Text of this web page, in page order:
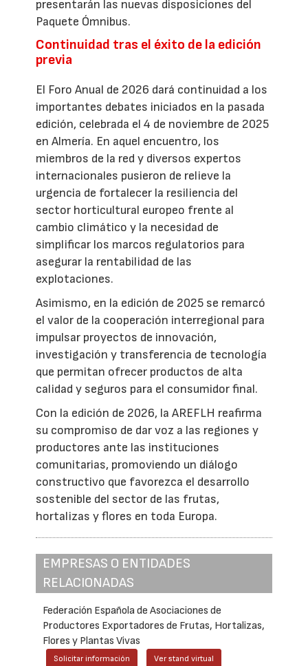
presentarán las nuevas disposiciones del
Paquete Ómnibus.
Continuidad tras el éxito de la edición
previa
El Foro Anual de 2026 dará continuidad a los
importantes debates iniciados en la pasada
edición, celebrada el 4 de noviembre de 2025
en Almería. En aquel encuentro, los
miembros de la red y diversos expertos
internacionales pusieron de relieve la
urgencia de fortalecer la resiliencia del
sector horticultural europeo frente al
cambio climático y la necesidad de
simplificar los marcos regulatorios para
asegurar la rentabilidad de las
explotaciones.
Asimismo, en la edición de 2025 se remarcó
el valor de la cooperación interregional para
impulsar proyectos de innovación,
investigación y transferencia de tecnología
que permitan ofrecer productos de alta
calidad y seguros para el consumidor final.
Con la edición de 2026, la AREFLH reafirma
su compromiso de dar voz a las regiones y
productores ante las instituciones
comunitarias, promoviendo un diálogo
constructivo que favorezca el desarrollo
sostenible del sector de las frutas,
hortalizas y flores en toda Europa.
EMPRESAS O ENTIDADES
RELACIONADAS
Federación Española de Asociaciones de
Productores Exportadores de Frutas, Hortalizas,
Flores y Plantas Vivas
Solicitar información Ver stand virtual